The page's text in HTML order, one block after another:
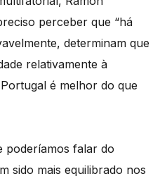
perceber que “há
determinam que
relativamente à
é melhor do que
poderíamos falar do
sido mais equilibrado nos